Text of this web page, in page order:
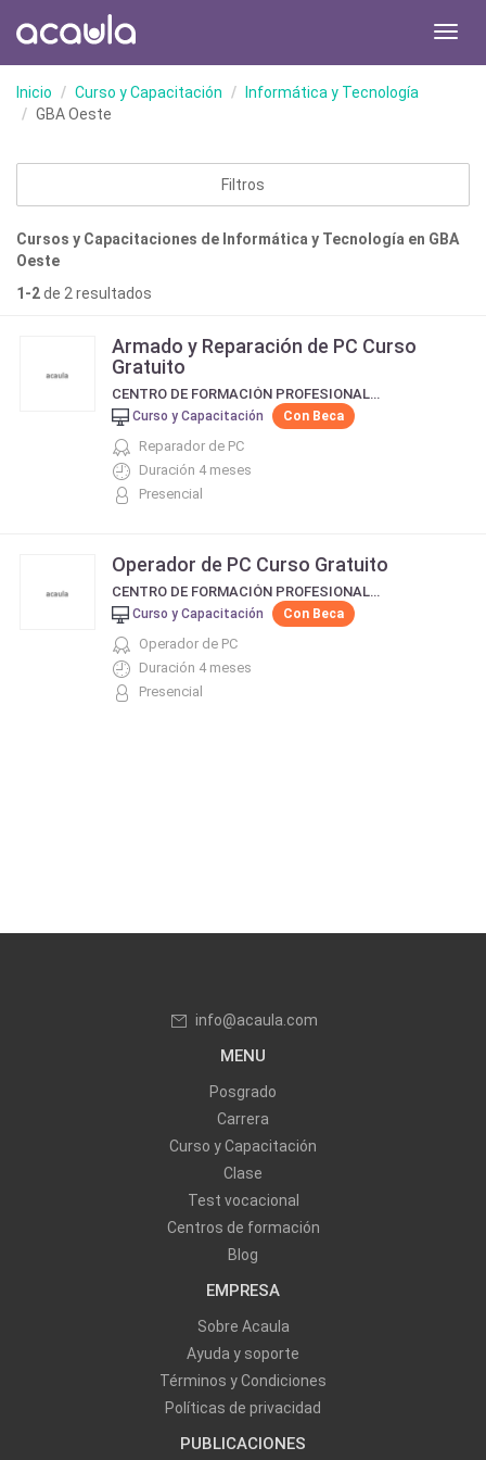
Inicio Curso y Capacitación
Informática y Tecnología
GBA Oeste
Filtros
Cursos y Capacitaciones de Informática y Tecnología en GBA
Oeste
1-2de 2 resultados
Armado y Reparación de PC Curso
Gratuito
CENTRO DE FORMACIÓN PROFESIONAL 414 LA MATANZA
Curso y Capacitación Con Beca
Reparador de PC
Duración 4 meses
Presencial
Operador de PC Curso Gratuito
CENTRO DE FORMACIÓN PROFESIONAL 414 LA MATANZA
Curso y Capacitación Con Beca
Operador de PC
Duración 4 meses
Presencial
info@acaula.com
MENU
Posgrado
Carrera
Curso y Capacitación
Clase
Test vocacional
Centros de formación
Blog
EMPRESA
Sobre Acaula
Ayuda y soporte
Términos y Condiciones
Políticas de privacidad
PUBLICACIONES